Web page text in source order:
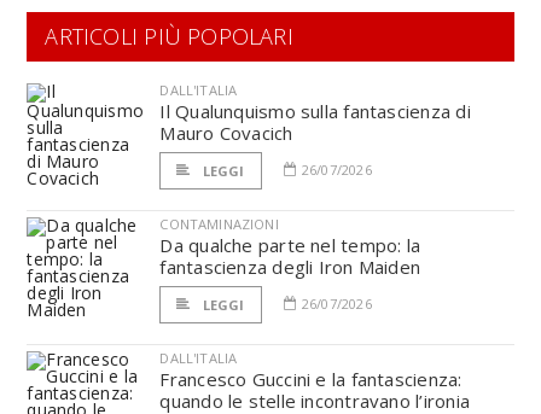
ARTICOLI PIÙ POPOLARI
DALL'ITALIA
Il Qualunquismo sulla fantascienza di
Mauro Covacich
LEGGI 26/07/2026
CONTAMINAZIONI
Da qualche parte nel tempo: la
fantascienza degli Iron Maiden
LEGGI 26/07/2026
DALL'ITALIA
Francesco Guccini e la fantascienza:
quando le stelle incontravano l’ironia